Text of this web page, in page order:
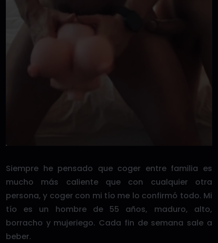
Siempre he pensado que coger entre familia es
mucho más caliente que con cualquier otra
persona, y coger con mi tío me lo confirmó todo. Mi
tío es un hombre de 55 años, maduro, alto,
borracho y mujeriego. Cada fin de semana sale a
beber.